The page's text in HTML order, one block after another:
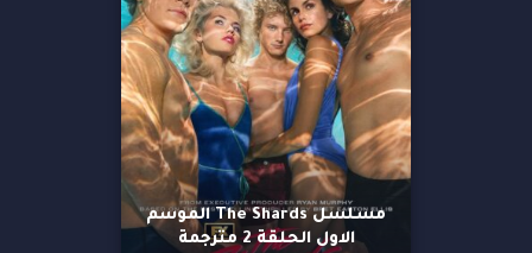
مسلسل The Shards الموسم
الاول الحلقة 2 مترجمة